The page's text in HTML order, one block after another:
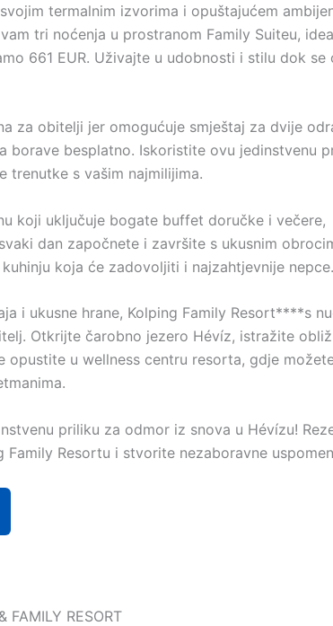
termalnim izvorima i opuštajućem
tri noćenja u prostranom Family Suiteu,
661 EUR. Uživajte u udobnosti i stilu dok se
za obitelji jer omogućuje smještaj za dvije
borave besplatno. Iskoristite ovu jedinstvenu
trenutke s vašim najmilijima.
koji uključuje bogate buffet doručke i večere,
dan započnete i završite s ukusnim
koja će zadovoljiti i najzahtjevnije nepce.
i ukusne hrane, Kolping Family Resort****s
Otkrijte čarobno jezero Hévíz, istražite
opustite u wellness centru resorta, gdje
priliku za odmor iz snova u Hévízu!
Family Resortu i stvorite nezaboravne
FAMILY RESORT